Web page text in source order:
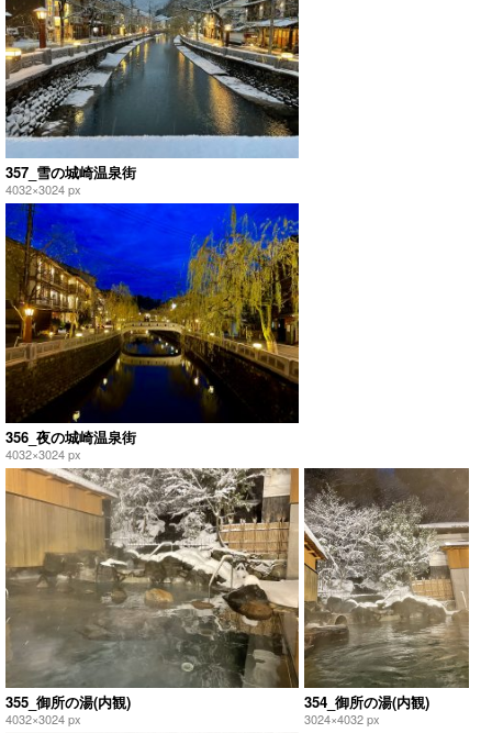
357_雪の城崎温泉街
4032×3024 px
356_夜の城崎温泉街
4032×3024 px
355_御所の湯(内観)
4032×3024 px
354_御所の湯(内観)
3024×4032 px